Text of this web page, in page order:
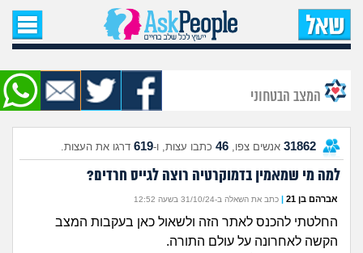
עמוד הבית
שאל שאלה
שאלות חדשות
שאלות שעוררו עניין
עצות חדשות
מה קורה כאן?
המצב הבטחוני
31862 אנשים צפו, 46 כתבו עצות, ו-619 דרגו את העצות.
למה מי שמאמין בדמוקרטיה רוצה לגייס חרדים?
אברהם בן 21 | כתב את השאלה ב-31/10/24 בשעה 12:52
החלטתי להכנס לאתר הזה ולשאול כאן בעקבות המצב
הקשה לאחרונה על עולם התורה.